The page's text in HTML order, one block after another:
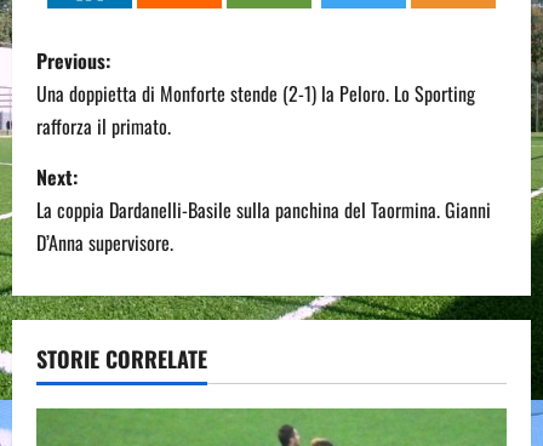
P
o
s
t
n
a
v
i
Previous:
Una doppietta di Monforte stende (2-1) la Peloro. Lo Sporting
rafforza il primato.
Next:
La coppia Dardanelli-Basile sulla panchina del Taormina. Gianni
D’Anna supervisore.
STORIE CORRELATE